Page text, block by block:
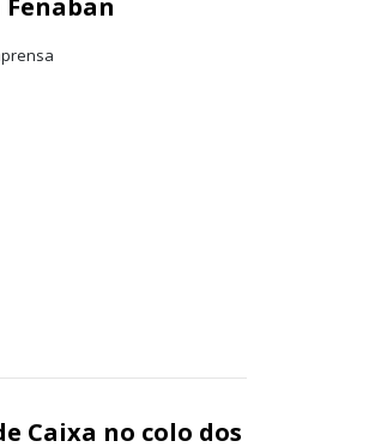
Caixa no colo dos